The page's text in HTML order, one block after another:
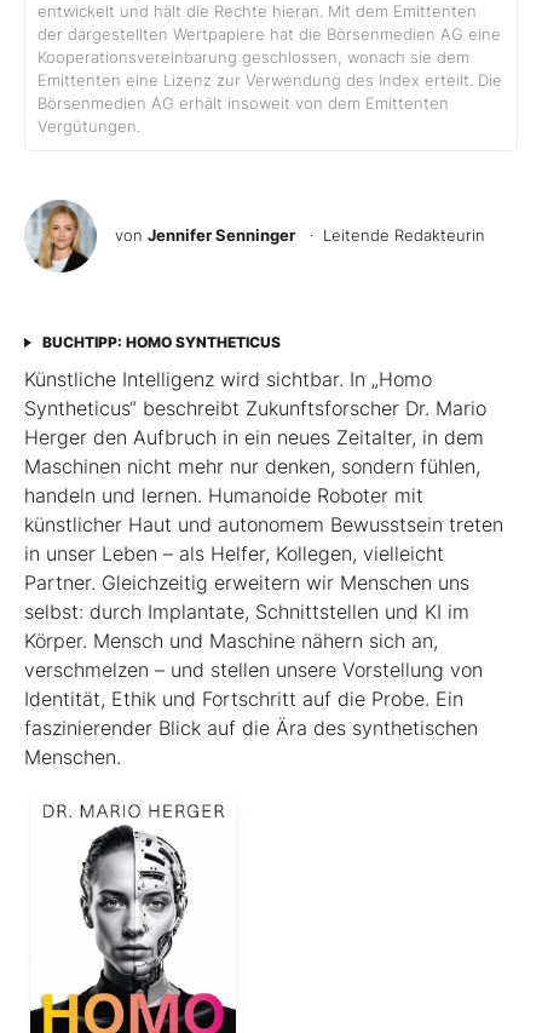
entwickelt und hält die Rechte hieran. Mit dem Emittenten
der dargestellten Wertpapiere hat die Börsenmedien AG eine
Kooperationsvereinbarung geschlossen, wonach sie dem
Emittenten eine Lizenz zur Verwendung des Index erteilt. Die
Börsenmedien AG erhält insoweit von dem Emittenten
Vergütungen.
von Jennifer Senninger · Leitende Redakteurin
BUCHTIPP: HOMO SYNTHETICUS
Künstliche Intelligenz wird sichtbar. In „Homo
Syntheticus“ beschreibt Zukunftsforscher Dr. Mario
Herger den Aufbruch in ein neues Zeitalter, in dem
Maschinen nicht mehr nur denken, sondern fühlen,
handeln und lernen. Humanoide Roboter mit
künstlicher Haut und autonomem Bewusstsein treten
in unser Leben – als Helfer, Kollegen, vielleicht
Partner. Gleichzeitig erweitern wir Menschen uns
selbst: durch Implantate, Schnittstellen und KI im
Körper. Mensch und Maschine nähern sich an,
verschmelzen – und stellen unsere Vorstellung von
Identität, Ethik und Fortschritt auf die Probe. Ein
faszinierender Blick auf die Ära des synthetischen
Menschen.